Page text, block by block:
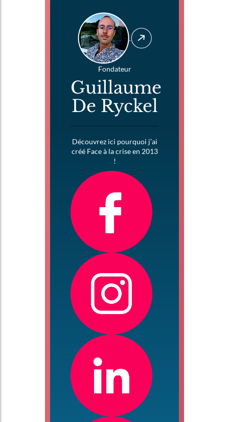
Fondateur
Guillaume
De Ryckel
Découvrez ici pourquoi j’ai
créé Face à la crise en 2013
!